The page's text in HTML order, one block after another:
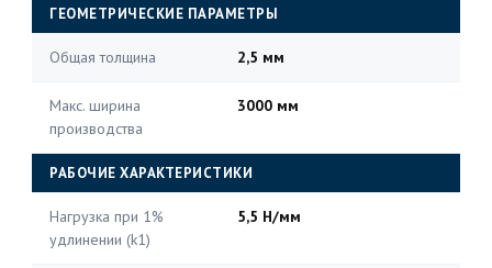
ГЕОМЕТРИЧЕСКИЕ ПАРАМЕТРЫ
Общая толщина 2,5 мм
Макс. ширина
производства
3000 мм
РАБОЧИЕ ХАРАКТЕРИСТИКИ
Нагрузка при 1%
удлинении (k1)
5,5 Н/мм